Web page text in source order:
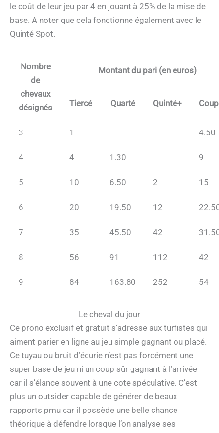
le coût de leur jeu par 4 en jouant à 25% de la mise de
base. A noter que cela fonctionne également avec le
Quinté Spot.
Nombre
de
chevaux
désignés
Montant du pari (en euros)
Tiercé Quarté Quinté+
3 1 4.50
4 4 1.30 9
5 10 6.50 2 15
6 20 19.50 12
7 35 45.50 42
8 56 91 112 42
9 84 163.80 252 54
Le cheval du jour
Ce prono exclusif et gratuit s’adresse aux turfistes qui
aiment parier en ligne au jeu simple gagnant ou placé.
Ce tuyau ou bruit d’écurie n’est pas forcément une
super base de jeu ni un coup sûr gagnant à l’arrivée
car il s’élance souvent à une cote spéculative. C’est
plus un outsider capable de générer de beaux
rapports pmu car il possède une belle chance
théorique à défendre lorsque l’on analyse ses